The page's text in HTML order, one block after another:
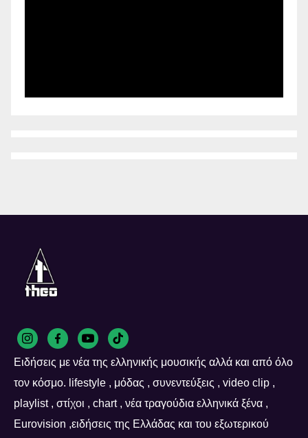
Ειδήσεις με νέα της ελληνικής μουσικής αλλά και από όλο
τον κόσμο. lifestyle , μόδας , συνεντεύξεις , video clip ,
playlist , στίχοι , chart , νέα τραγούδια ελληνικά ξένα ,
Eurovision ,ειδήσεις της Ελλάδας και του εξωτερικού